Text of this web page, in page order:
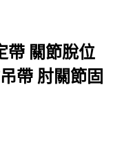
帶 關節脫位
帶 肘關節固